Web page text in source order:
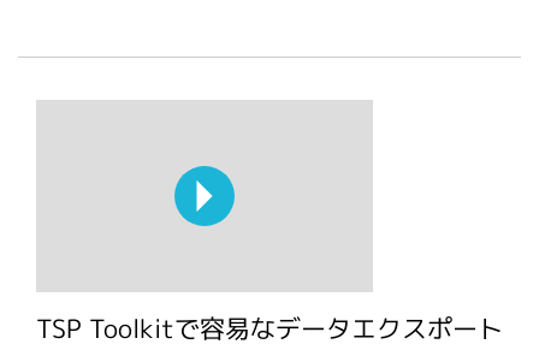
TSP Toolkitで容易なデータエクスポート